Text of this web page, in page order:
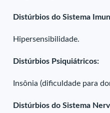
Distúrbios do Sistema
Hipersensibilidade.
Distúrbios Psiquiátricos:
Insônia (dificuldade para
Distúrbios do Sistema